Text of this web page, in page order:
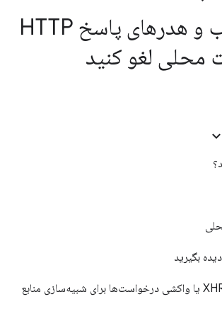
محتوای وب و هدرهای پاسخ HTTP
محلی لغو کنید
بگیرید
نادیده گرفتن XHR یا واکشی درخواست‌ها برای شبیه‌سازی منابع